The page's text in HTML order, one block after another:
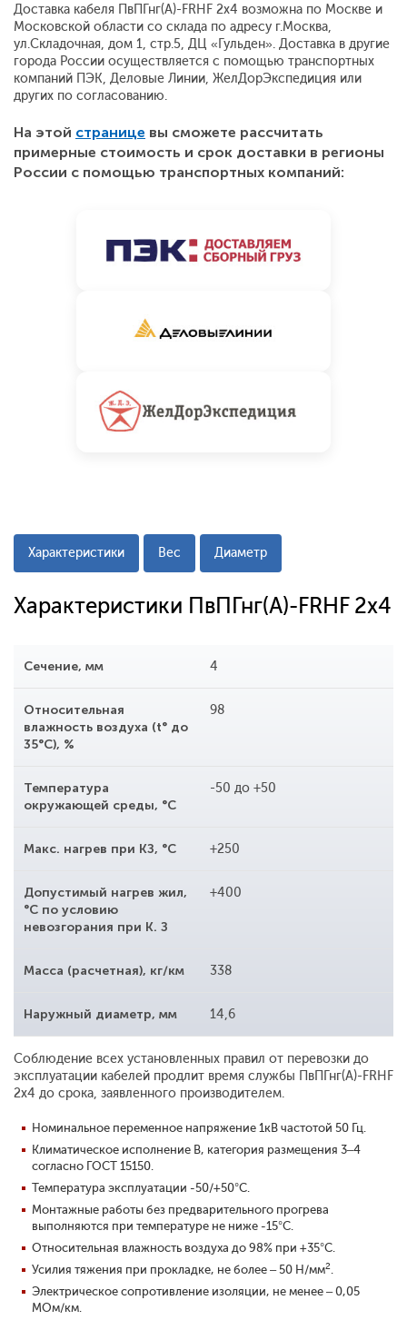
Доставка кабеля ПвПГнг(A)-FRHF 2x4 возможна по Москве и
Московской области со склада по адресу г.Москва,
ул.Складочная, дом 1, стр.5, ДЦ «Гульден». Доставка в другие
города России осуществляется с помощью транспортных
компаний ПЭК, Деловые Линии, ЖелДорЭкспедиция или
других по согласованию.
На этой странице вы сможете рассчитать
примерные стоимость и срок доставки в регионы
России с помощью транспортных компаний:
Характеристики Вес Диаметр
Характеристики ПвПГнг(A)-FRHF 2x4
Сечение, мм 4
Относительная
влажность воздуха (t° до
35°С), %
98
Температура
окружающей среды, °С
-50 до +50
Макс. нагрев при КЗ, °С +250
Допустимый нагрев жил,
°С по условию
невозгорания при К. З
+400
Масса (расчетная), кг/км 338
Наружный диаметр, мм 14,6
Соблюдение всех установленных правил от перевозки до
эксплуатации кабелей продлит время службы ПвПГнг(A)-FRHF
2x4 до срока, заявленного производителем.
Номинальное переменное напряжение 1кВ частотой 50 Гц.
Климатическое исполнение В, категория размещения 3–4
согласно ГОСТ 15150.
Температура эксплуатации -50/+50°С.
Монтажные работы без предварительного прогрева
выполняются при температуре не ниже -15°С.
Относительная влажность воздуха до 98% при +35°С.
Усилия тяжения при прокладке, не более – 50 Н/мм2.
Электрическое сопротивление изоляции, не менее – 0,05
МОм/км.